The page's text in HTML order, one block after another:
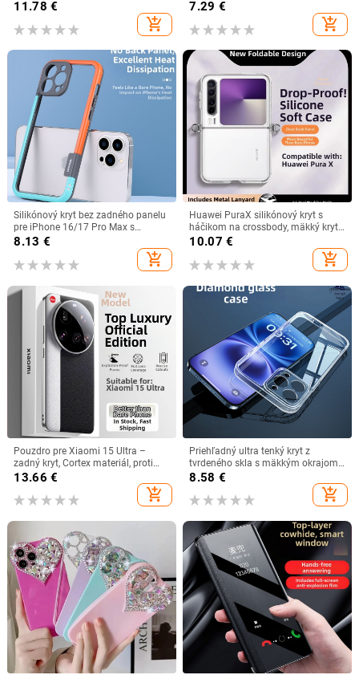
ochrana objektívu, 60RS shell, PC
injekciou, odvod tepla, proti pádu
11.78 €
add_shopping_cart
plnou ochranou pre skladací displej
7.29 €
add_shopping_cart
Silikónový kryt bez zadného panelu
pre iPhone 16/17 Pro Max s
chladiacimi výrezmi a kontrastnou
8.13 €
add_shopping_cart
Huawei PuraX silikónový kryt s
háčikom na crossbody, mäkký kryt,
proti pádu
10.07 €
add_shopping_cart
Pouzdro pre Xiaomi 15 Ultra –
zadný kryt, Cortex materiál, proti
pádu, spracovanie Impression
13.66 €
add_shopping_cart
Priehľadný ultra tenký kryt z
tvrdeného skla s mäkkým okrajom
pre iPhone 17 Pro Max
8.58 €
add_shopping_cart